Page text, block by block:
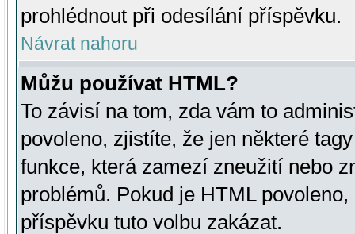
prohlédnout při odesílání příspěvku.
Návrat nahoru
Můžu používat HTML?
To závisí na tom, zda vám to
povoleno, zjistíte, že jen některé
funkce, která zamezí zneužití nebo
problémů. Pokud je HTML
příspěvku tuto volbu zakázat.